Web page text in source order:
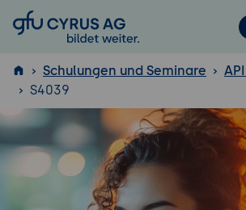
GFU Cyrus AG
ISTQB ®
Schulungen und Seminare
S4039